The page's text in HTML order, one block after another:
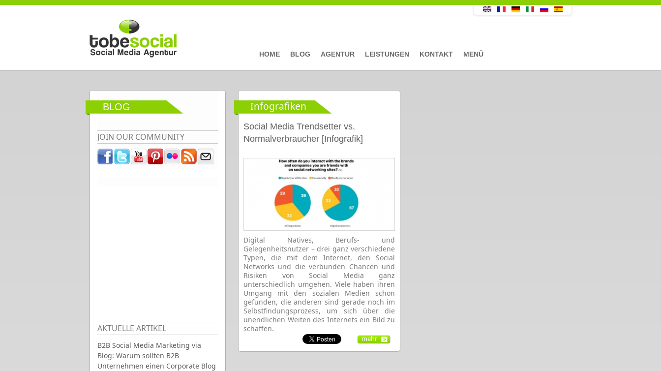
Direkt zum Inhalt
HOME BLOG AGENTUR LEISTUNGEN KONTAKT MENÜ
BLOG
JOIN OUR COMMUNITY
AKTUELLE ARTIKEL
B2B Social Media Marketing via
Blog: Warum sollten B2B
Unternehmen einen Corporate Blog
Infografiken
Social Media Trendsetter vs.
Normalverbraucher [Infografik]
Digital Natives, Berufs- und
Gelegenheitsnutzer – drei ganz verschiedene
Typen, die mit dem Internet, den Social
Networks und die verbunden Chancen und
Risiken von Social Media ganz
unterschiedlich umgehen. Viele haben ihren
Umgang mit den sozialen Medien schon
gefunden, die anderen sind gerade noch im
Selbstfindungsprozess, um sich über die
unendlichen Weiten des Internets ein Bild zu
schaffen.
mehr